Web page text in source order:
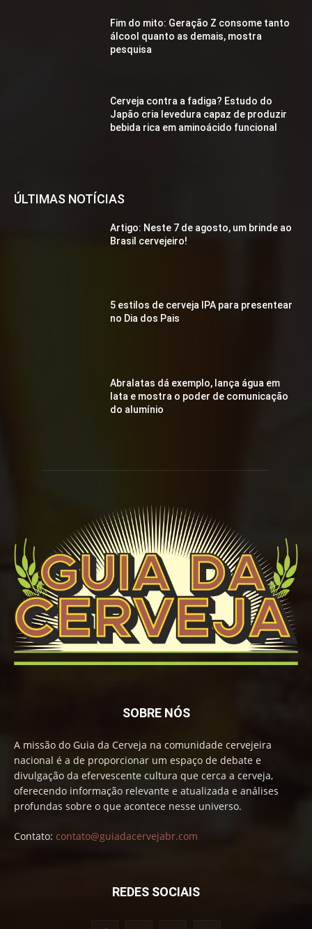
Fim do mito: Geração Z consome tanto
álcool quanto as demais, mostra
pesquisa
Cerveja contra a fadiga? Estudo do
Japão cria levedura capaz de produzir
bebida rica em aminoácido funcional
ÚLTIMAS NOTÍCIAS
Artigo: Neste 7 de agosto, um brinde ao
Brasil cervejeiro!
5 estilos de cerveja IPA para presentear
no Dia dos Pais
Abralatas dá exemplo, lança água em
lata e mostra o poder de comunicação
do alumínio
SOBRE NÓS
A missão do Guia da Cerveja na comunidade cervejeira
nacional é a de proporcionar um espaço de debate e
divulgação da efervescente cultura que cerca a cerveja,
oferecendo informação relevante e atualizada e análises
profundas sobre o que acontece nesse universo.
Contato: contato@guiadacervejabr.com
REDES SOCIAIS